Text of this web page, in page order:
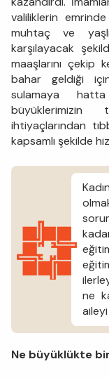
valiliklerin
muhtaç ve
karşılayacak
maaşlarını
bahar geldiği
sulamaya
ihtiyaçlarından
kapsamlı şekilde
ne
Ne büyüklükte